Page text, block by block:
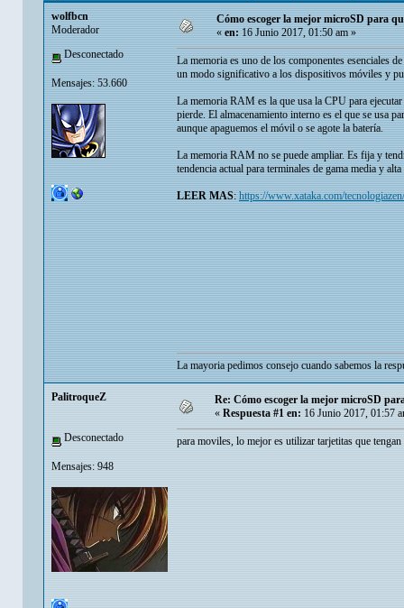
wolfbcn
Moderador
Desconectado
Mensajes: 53.660
Cómo escoger la mejor microSD para
«en:16 Junio 2017, 01:50 am »
La memoria es uno de los componentes esenciales
un modo significativo a los dispositivos móviles y
La memoria RAM es la que usa la CPU para
pierde. El almacenamiento interno es el que se usa
aunque apaguemos el móvil o se agote la batería.
La memoria RAM no se puede ampliar. Es fija y
tendencia actual para terminales de gama media y
LEER MAS:https://www.xataka.com/
La mayoria pedimos consejo cuando sabemos la
PalitroqueZ
Desconectado
Mensajes: 948
Re: Cómo escoger la mejor microSD
« Respuesta #1 en: 16 Junio 2017, 01:57
para moviles, lo mejor es utilizar tarjetitas que